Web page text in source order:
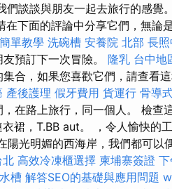
談談與朋友一起去旅行的感覺。
在下面的評論中分享它們，無論
單教學 洗碗槽 安養院 北部 長
預訂下一次冒險。 隆乳 台中地
合，如果您喜歡它們，請查看
產後護理 假牙費用 貨運行 骨導
在路上旅行，同一個人。 檢查
裙，T.BB aut。 ，令人愉快的
光明媚的西海岸，我們都可以
北 高效冷凍櫃選擇 柬埔寨簽證
槽 解答SEO的基礎與應用問題